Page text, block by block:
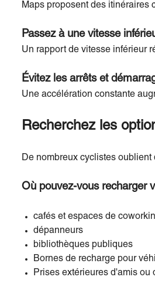
Maps proposent des itinéraires
Passez à une vitesse
Un rapport de vitesse inférieur
Évitez les arrêts et
Une accélération constante
Recherchez les
De nombreux cyclistes oublient
Où pouvez-vous recharger
cafés et espaces de
dépanneurs
bibliothèques publiques
Bornes de recharge pour
Prises extérieures d'amis ou